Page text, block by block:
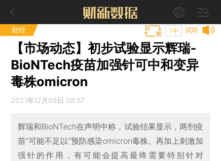
财经 试听
T中
【市场动态】初步试验显示辉瑞-
BioNTech疫苗加强针可中和变异
毒株omicron
2021年12月09日 08:57
辉瑞和BioNTech在声明中称，试验结果显示，两剂疫
苗“可能不足以”预防感染omicron毒株。再加上刺激加
强针的作用，有可能会提高最终需要特别针对